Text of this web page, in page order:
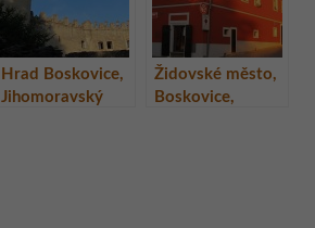
Hrad Boskovice,
Jihomoravský
Židovské město,
Boskovice,